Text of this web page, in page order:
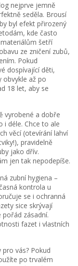
nejprve jemně
seděla. Brousí
byl efekt přirozený
kde často
šetří
ze zničení zubů,
Pokud
dospívající děti,
obvykle až po
18 let, aby se
vyrobené a dobře
i déle. Chce to ale
věcí (otevírání lahví
pravidelně
jako dřív.
jen tak nepodepíše.
zubní hygiena –
kontrola u
se i ochranná
sice skrývají
zásadní.
fazet i vlastních
vás? Pokud
po trvalém